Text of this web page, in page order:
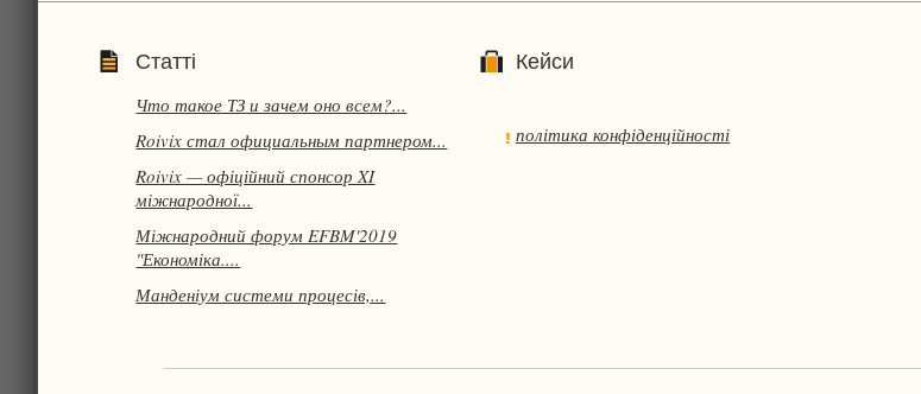
Статті
Что такое ТЗ и зачем оно всем?...
Roivix стал официальным партнером...
Roivix — офіційний спонсор XI
міжнародної...
Міжнародний форум EFBM'2019
"Економіка....
Манденіум системи процесів,...
Кейси
політика конфіденційності